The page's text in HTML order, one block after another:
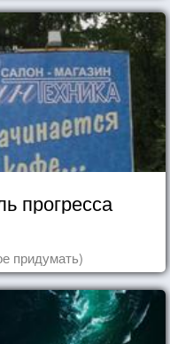
прогресса
придумать)